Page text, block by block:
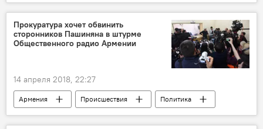
Прокуратура хочет обвинить
сторонников Пашиняна в штурме
Общественного радио Армении
14 апреля 2018, 22:27
Армения Происшествия
Политика
Пашинян Рубен
Генеральная прокуратура